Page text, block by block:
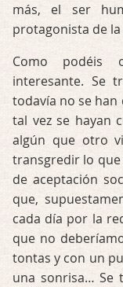
más, el ser
protagonista de
Como podéis
interesante. Se
todavía no se
tal vez se hayan
algún que otro
transgredir lo que
de aceptación
que,
cada día por la
que no
tontas y con un
una sonrisa… Se